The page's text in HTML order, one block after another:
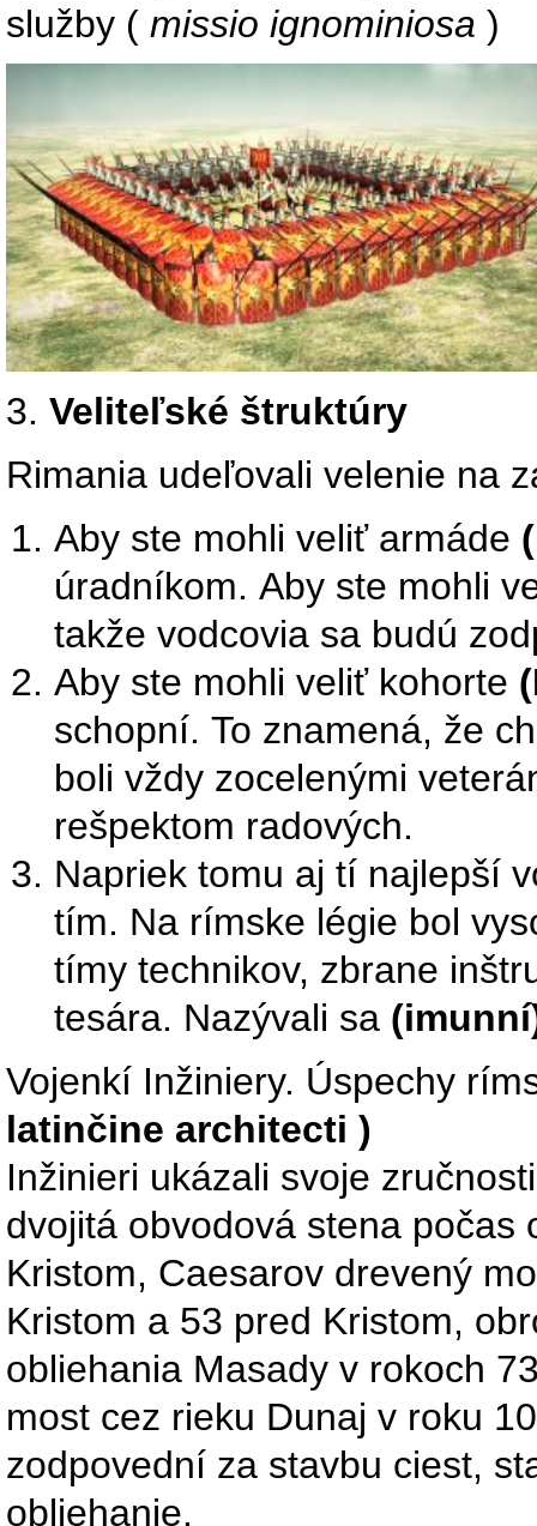
služby ( missio ignominiosa )
3. Veliteľské štruktúry
Rimania udeľovali velenie na
Aby ste mohli veliť armáde
úradníkom. Aby ste mohli
takže vodcovia sa budú
Aby ste mohli veliť kohorte
schopní. To znamená, že
boli vždy zocelenými
rešpektom radových.
Napriek tomu aj tí najlepší
tím. Na rímske légie bol
tímy technikov, zbrane
tesára. Nazývali sa
Vojenkí Inžiniery. Úspechy
latinčine architecti )
Inžinieri ukázali svoje
dvojitá obvodová stena počas
Kristom, Caesarov drevený
Kristom a 53 pred Kristom,
obliehania Masady v rokoch
most cez rieku Dunaj v roku
zodpovední za stavbu ciest,
obliehanie.